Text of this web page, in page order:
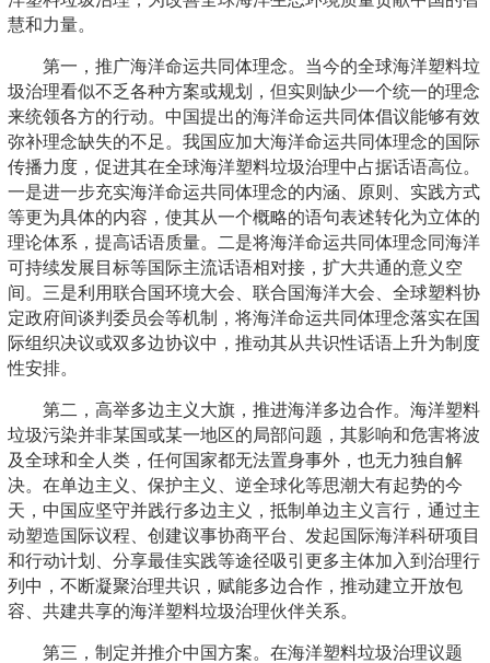
慧和力量。
第一，推广海洋命运共同体理念。当今的全球海洋塑料垃
圾治理看似不乏各种方案或规划，但实则缺少一个统一的理念
来统领各方的行动。中国提出的海洋命运共同体倡议能够有效
弥补理念缺失的不足。我国应加大海洋命运共同体理念的国际
传播力度，促进其在全球海洋塑料垃圾治理中占据话语高位。
一是进一步充实海洋命运共同体理念的内涵、原则、实践方式
等更为具体的内容，使其从一个概略的语句表述转化为立体的
理论体系，提高话语质量。二是将海洋命运共同体理念同海洋
可持续发展目标等国际主流话语相对接，扩大共通的意义空
间。三是利用联合国环境大会、联合国海洋大会、全球塑料协
定政府间谈判委员会等机制，将海洋命运共同体理念落实在国
际组织决议或双多边协议中，推动其从共识性话语上升为制度
性安排。
第二，高举多边主义大旗，推进海洋多边合作。海洋塑料
垃圾污染并非某国或某一地区的局部问题，其影响和危害将波
及全球和全人类，任何国家都无法置身事外，也无力独自解
决。在单边主义、保护主义、逆全球化等思潮大有起势的今
天，中国应坚守并践行多边主义，抵制单边主义言行，通过主
动塑造国际议程、创建议事协商平台、发起国际海洋科研项目
和行动计划、分享最佳实践等途径吸引更多主体加入到治理行
列中，不断凝聚治理共识，赋能多边合作，推动建立开放包
容、共建共享的海洋塑料垃圾治理伙伴关系。
第三，制定并推介中国方案。在海洋塑料垃圾治理议题